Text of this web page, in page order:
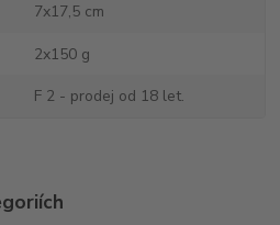
7x17,5 cm
2x150 g
F 2 - prodej od 18 let.